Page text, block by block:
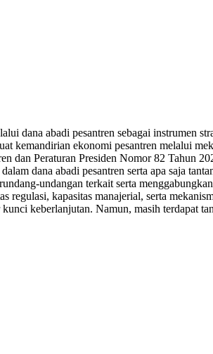
dana abadi pesantren sebagai instrumen
kemandirian ekonomi pesantren melalui
dan Peraturan Presiden Nomor 82 Tahun
dana abadi pesantren serta apa saja
undangan terkait serta
regulasi, kapasitas manajerial, serta
keberlanjutan. Namun, masih terdapat